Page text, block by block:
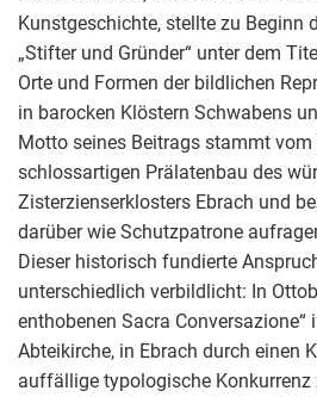
Kunstgeschichte, stellte zu Beginn
„Stifter und Gründer“ unter dem
Orte und Formen der bildlichen
in barocken Klöstern Schwabens
Motto seines Beitrags stammt
schlossartigen Prälatenbau des
Zisterzienserklosters Ebrach und
darüber wie Schutzpatrone
Dieser historisch fundierte
unterschiedlich verbildlicht: In
enthobenen Sacra
Abteikirche, in Ebrach durch einen
auffällige typologische Konkurrenz